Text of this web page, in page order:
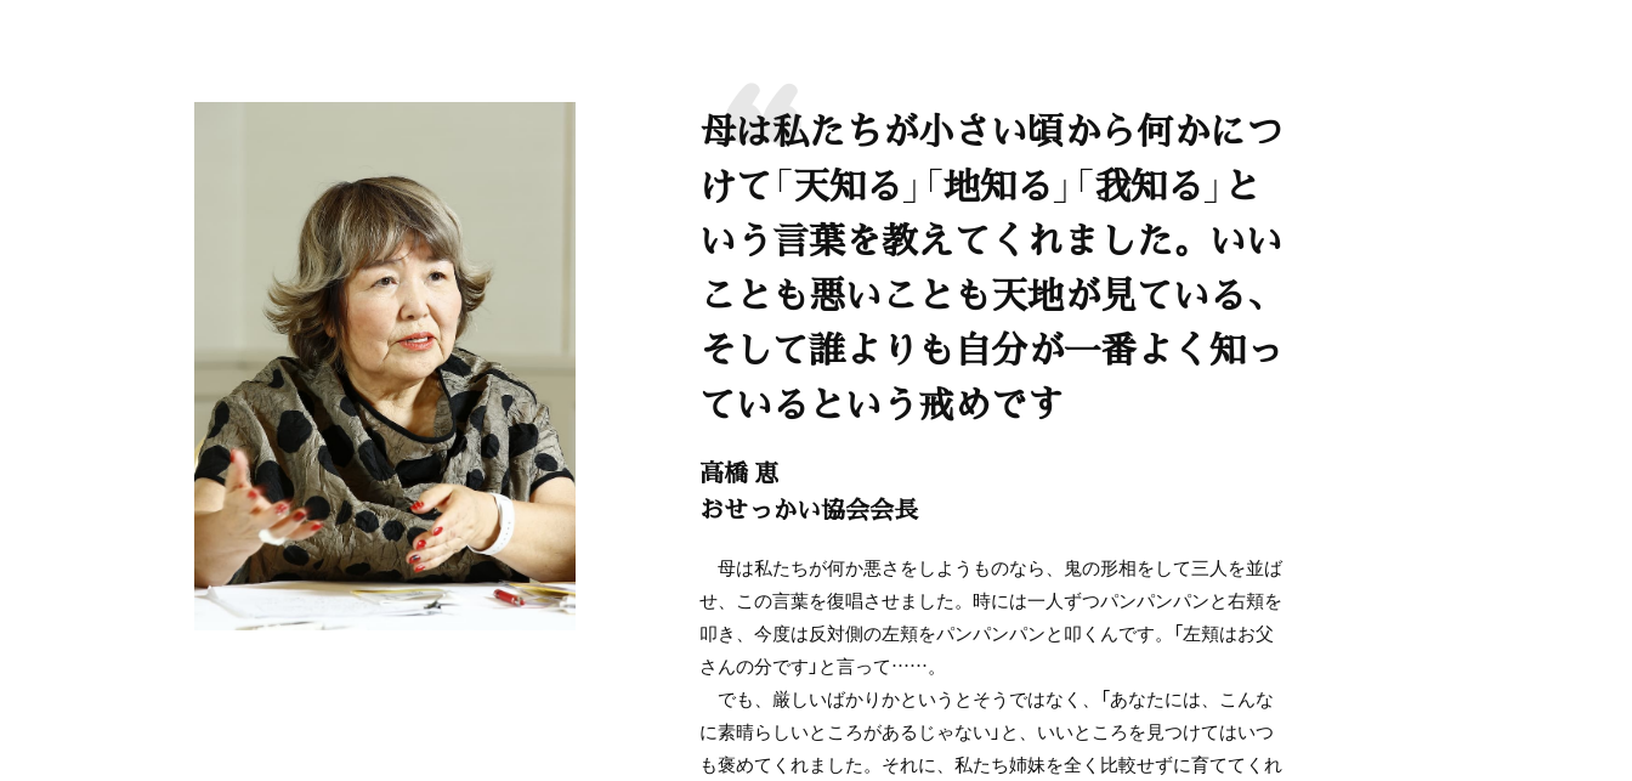
母は私たちが小さい頃から何かにつ
けて「天知る」「地知る」「我知る」と
いう言葉を教えてくれました。いい
ことも悪いことも天地が見ている、
そして誰よりも自分が一番よく知っ
ているという戒めです
高橋 恵
おせっかい協会会長
母は私たちが何か悪さをしようものなら、鬼の形相をして三人を並ば
せ、この言葉を復唱させました。時には一人ずつパンパンパンと右頬を
叩き、今度は反対側の左頬をパンパンパンと叩くんです。「左頬はお父
さんの分です」と言って……。
でも、厳しいばかりかというとそうではなく、「あなたには、こんな
に素晴らしいところがあるじゃない」と、いいところを見つけてはいつ
も褒めてくれました。それに、私たち姉妹を全く比較せずに育ててくれ